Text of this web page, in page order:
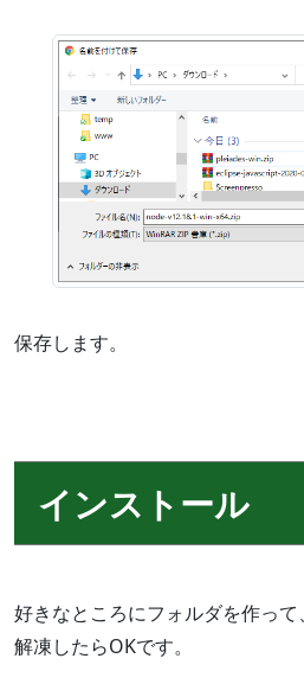
保存します。
インストール
好きなところにフォルダを作っ
解凍したらOKです。